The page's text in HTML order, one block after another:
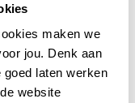
maken we
jou. Denk aan
laten werken
website